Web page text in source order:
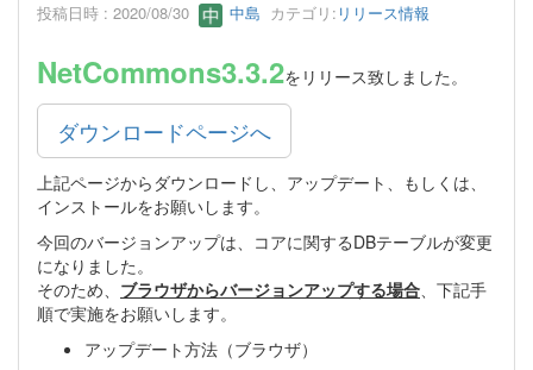
投稿日時 : 2020/08/30 中島 カテゴリ: リリース情報
NetCommons3.3.2をリリース致しました。
ダウンロードページへ
上記ページからダウンロードし、アップデート、もしくは、
インストールをお願いします。
今回のバージョンアップは、コアに関するDBテーブルが変更
になりました。
そのため、 ブラウザからバージョンアップする場合 、下記手
順で実施をお願いします。
アップデート方法（ブラウザ）